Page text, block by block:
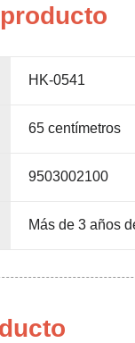
HK-0541
65 centímetros
9503002100
Más de 3 años